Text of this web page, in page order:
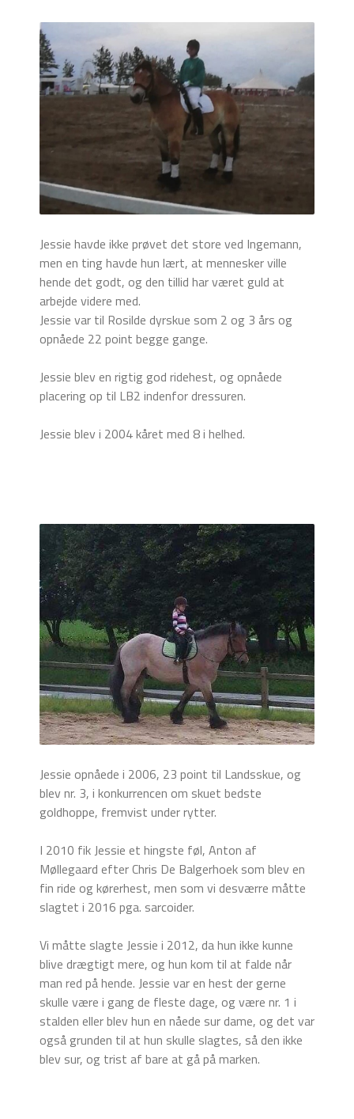
Jessie havde ikke prøvet det store ved Ingemann,
men en ting havde hun lært, at mennesker ville
hende det godt, og den tillid har været guld at
arbejde videre med.
Jessie var til Rosilde dyrskue som 2 og 3 års og
opnåede 22 point begge gange.
Jessie blev en rigtig god ridehest, og opnåede
placering op til LB2 indenfor dressuren.
Jessie blev i 2004 kåret med 8 i helhed.
Jessie opnåede i 2006, 23 point til Landsskue, og
blev nr. 3, i konkurrencen om skuet bedste
goldhoppe, fremvist under rytter.
I 2010 fik Jessie et hingste føl, Anton af
Møllegaard efter Chris De Balgerhoek som blev en
fin ride og kørerhest, men som vi desværre måtte
slagtet i 2016 pga. sarcoider.
Vi måtte slagte Jessie i 2012, da hun ikke kunne
blive drægtigt mere, og hun kom til at falde når
man red på hende. Jessie var en hest der gerne
skulle være i gang de fleste dage, og være nr. 1 i
stalden eller blev hun en nåede sur dame, og det var
også grunden til at hun skulle slagtes, så den ikke
blev sur, og trist af bare at gå på marken.